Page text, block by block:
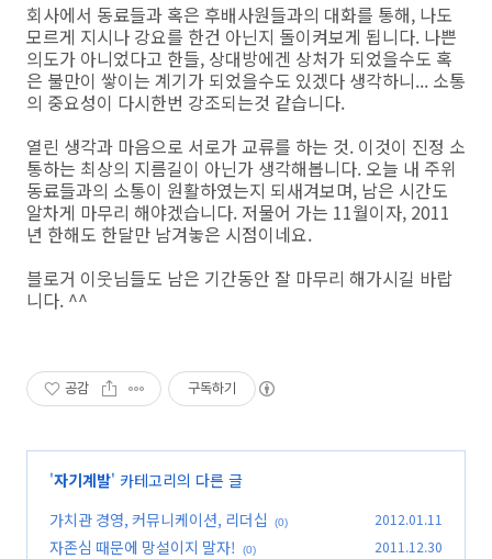
회사에서 동료들과 혹은 후배사원들과의 대화를 통해, 나도
모르게 지시나 강요를 한건 아닌지 돌이켜보게 됩니다. 나쁜
의도가 아니었다고 한들, 상대방에겐 상처가 되었을수도 혹
은 불만이 쌓이는 계기가 되었을수도 있겠다 생각하니... 소통
의 중요성이 다시한번 강조되는것 같습니다.
열린 생각과 마음으로 서로가 교류를 하는 것. 이것이 진정 소
통하는 최상의 지름길이 아닌가 생각해봅니다. 오늘 내 주위
동료들과의 소통이 원활하였는지 되새겨보며, 남은 시간도
알차게 마무리 해야겠습니다. 저물어 가는 11월이자, 2011
년 한해도 한달만 남겨놓은 시점이네요.
블로거 이웃님들도 남은 기간동안 잘 마무리 해가시길 바랍
니다. ^^
공감 구독하기
'자기계발' 카테고리의 다른 글
가치관 경영, 커뮤니케이션, 리더십
(0) 2012.01.11
자존심 때문에 망설이지 말자! (0) 2011.12.30